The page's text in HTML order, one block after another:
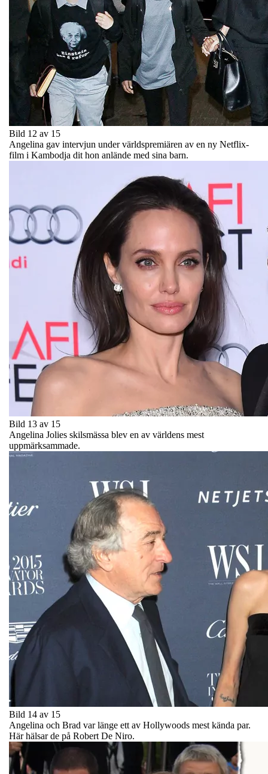
Bild 12 av 15
Angelina gav intervjun under världspremiären av en ny Netflix-
film i Kambodja dit hon anlände med sina barn.
Bild 13 av 15
Angelina Jolies skilsmässa blev en av världens mest
uppmärksammade.
Bild 14 av 15
Angelina och Brad var länge ett av Hollywoods mest kända par.
Här hälsar de på Robert De Niro.